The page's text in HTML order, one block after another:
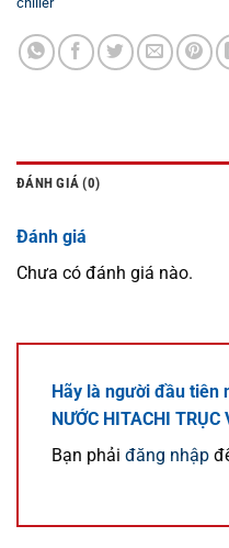
ĐÁNH GIÁ (0)
Đánh giá
Chưa có đánh giá nào.
Hãy là người đầu tiên
NƯỚC HITACHI TRỤC
Bạn phải đăng nhập